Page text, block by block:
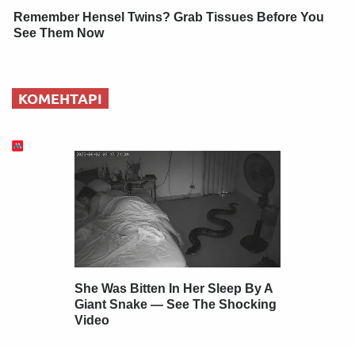
Remember Hensel Twins? Grab Tissues Before You
See Them Now
КОМЕНТАРІ